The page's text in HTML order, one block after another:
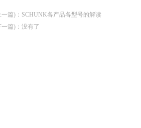
一篇) ： SCHUNK各产品各型号的解读
一篇) ：没有了